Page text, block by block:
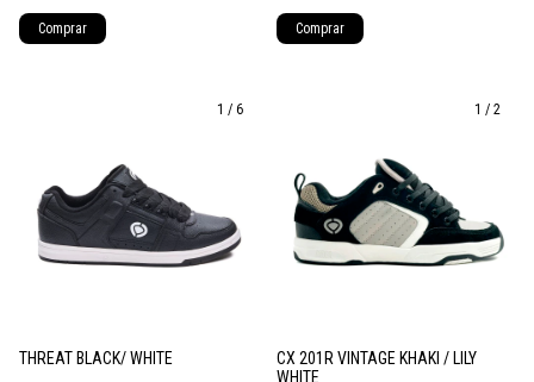
Comprar Comprar
1 / 6
THREAT BLACK/ WHITE
1 / 2
CX 201R VINTAGE KHAKI / LILY
WHITE